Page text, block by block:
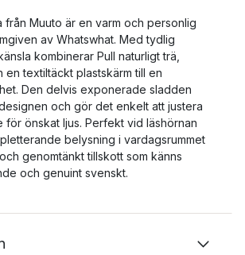
från Muuto är en varm och personlig
av Whatswhat. Med tydlig
kombinerar Pull naturligt trä,
en textiltäckt plastskärm till en
Den delvis exponerade sladden
och gör det enkelt att justera
för önskat ljus. Perfekt vid läshörnan
belysning i vardagsrummet
genomtänkt tillskott som känns
och genuint svenskt.